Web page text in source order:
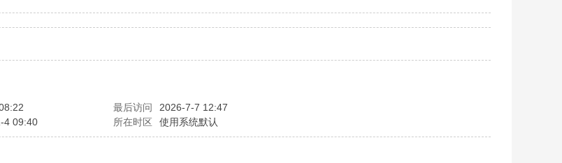
最后访问
2026-7-7 12:47
4 09:40 所在时区 使用系统默认